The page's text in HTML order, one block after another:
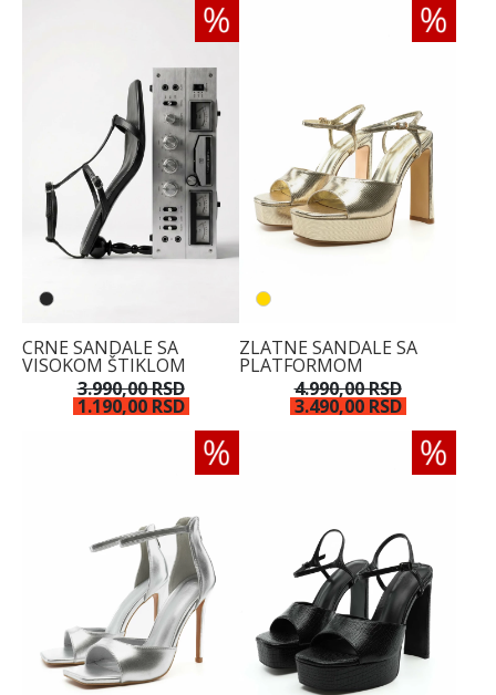
CRNE SANDALE SA
VISOKOM ŠTIKLOM
3.990,00 RSD
1.190,00 RSD
ZLATNE SANDALE SA
PLATFORMOM
4.990,00 RSD
3.490,00 RSD